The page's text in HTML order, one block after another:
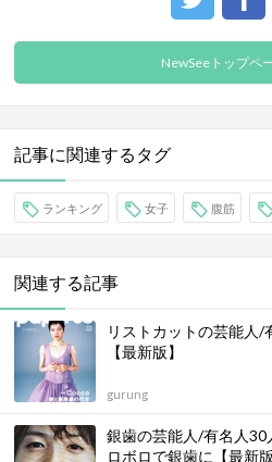
NewSeeトップペ
記事に関連するタグ
ランキング 女子 腹筋
関連する記事
リストカットの芸能人/
【最新版】
gurung
銀歯の芸能人/有名人30
ロボロで銀歯に【最新版